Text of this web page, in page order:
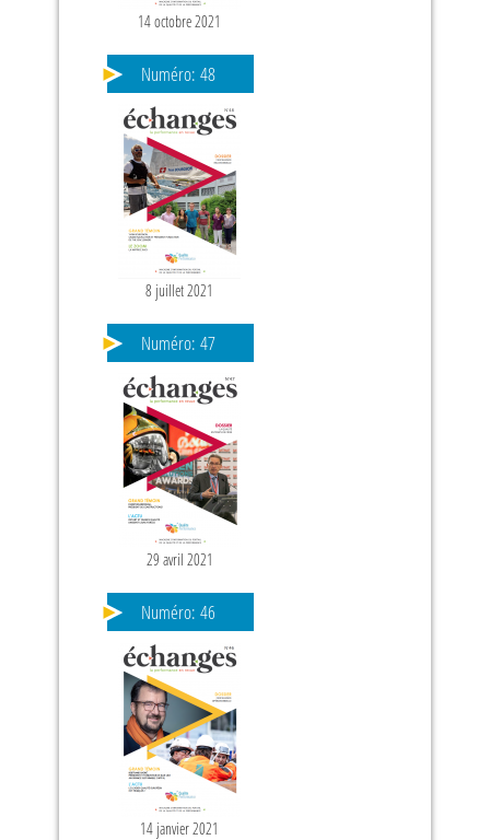
14 octobre 2021
Numéro: 48
8 juillet 2021
Numéro: 47
29 avril 2021
Numéro: 46
14 janvier 2021